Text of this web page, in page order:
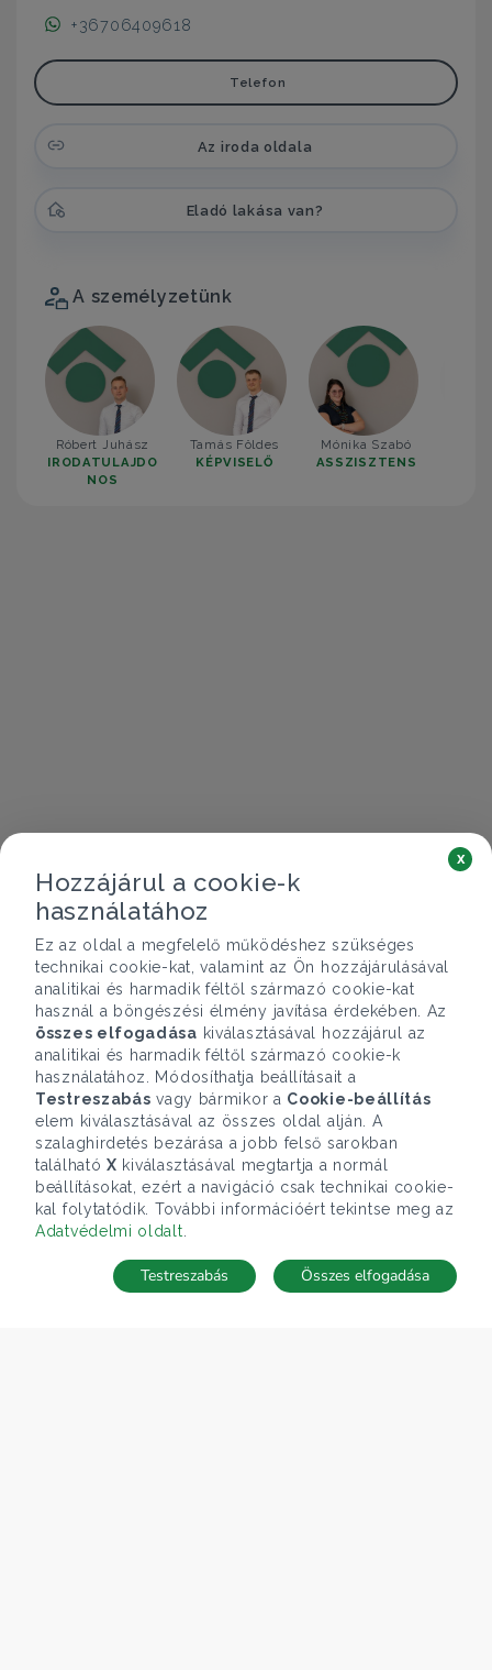
+36706409618
Telefon
Az iroda oldala
Eladó lakása van?
A személyzetünk
Róbert Juhász
IRODATULAJDO
NOS
Tamás Földes
KÉPVISELŐ
Mónika Szabó
ASSZISZTENS
Telefonhívás Kapcsolat
Hozzájárul a cookie-k
használatához
Ez az oldal a megfelelő működéshez szükséges
technikai cookie-kat, valamint az Ön hozzájárulásával
analitikai és harmadik féltől származó cookie-kat
használ a böngészési élmény javítása érdekében. Az
összes elfogadása kiválasztásával hozzájárul az
analitikai és harmadik féltől származó cookie-k
használatához. Módosíthatja beállításait a
Testreszabás vagy bármikor a Cookie-beállítás
elem kiválasztásával az összes oldal alján. A
szalaghirdetés bezárása a jobb felső sarokban
található X kiválasztásával megtartja a normál
beállításokat, ezért a navigáció csak technikai cookie-
kal folytatódik. További információért tekintse meg az
Adatvédelmi oldalt
x
Összes elfogadása
Testreszabás